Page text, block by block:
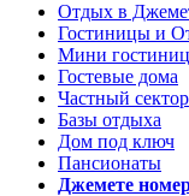
Отдых в
Гостиницы и
Мини
Гостевые дома
Частный сектор
Базы отдыха
Дом под ключ
Пансионаты
Джемете